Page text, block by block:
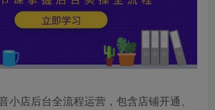
小店后台全流程运营，包含店铺开通、